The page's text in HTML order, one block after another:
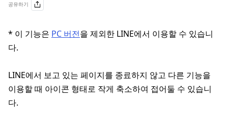
공유하기
* 이 기능은 PC 버전을 제외한 LINE에서 이용할 수 있습니
다.
LINE에서 보고 있는 페이지를 종료하지 않고 다른 기능을
이용할 때 아이콘 형태로 작게 축소하여 접어둘 수 있습니
다.